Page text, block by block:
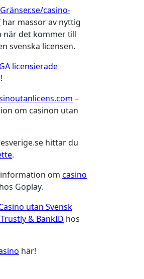
casino-
har massor av nyttig
när det kommer till
svenska licensen.
licensierade
!
–
om casinon utan
hittar du
.
om casino
hos Goplay.
utan Svensk
& BankID hos
här!